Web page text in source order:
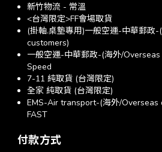
新竹物流 - 常溫
<台灣限定>FF會場取貨
(掛軸.桌墊專用)一般空運-中華郵政
customers)
一般空運-中華郵政-(海外/
Speed
7-11 純取貨 (台灣限定)
全家 純取貨 (台灣限定)
EMS-Air transport-(海外/Overseas
FAST
付款方式